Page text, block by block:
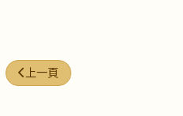
上一篇文章: 四季豆肉粒炒飯
上一頁